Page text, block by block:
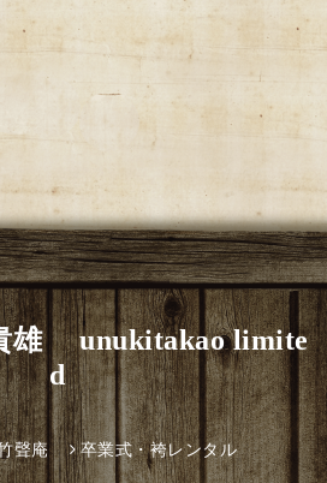
雄 unukitakao limite
d
聲庵 卒業式・袴レンタル